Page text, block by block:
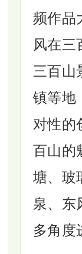
频作品
风在三
三百山
镇等地
对性的
百山的
塘、玻
泉、东
多角度